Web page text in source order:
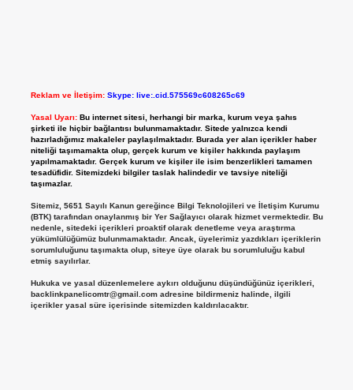
Reklam ve İletişim: Skype: live:.cid.575569c608265c69
Yasal Uyarı: Bu internet sitesi, herhangi bir marka, kurum veya şahıs
şirketi ile hiçbir bağlantısı bulunmamaktadır. Sitede yalnızca kendi
hazırladığımız makaleler paylaşılmaktadır. Burada yer alan içerikler haber
niteliği taşımamakta olup, gerçek kurum ve kişiler hakkında paylaşım
yapılmamaktadır. Gerçek kurum ve kişiler ile isim benzerlikleri tamamen
tesadüfidir. Sitemizdeki bilgiler taslak halindedir ve tavsiye niteliği
taşımazlar.
Sitemiz, 5651 Sayılı Kanun gereğince Bilgi Teknolojileri ve İletişim Kurumu
(BTK) tarafından onaylanmış bir Yer Sağlayıcı olarak hizmet vermektedir. Bu
nedenle, sitedeki içerikleri proaktif olarak denetleme veya araştırma
yükümlülüğümüz bulunmamaktadır. Ancak, üyelerimiz yazdıkları içeriklerin
sorumluluğunu taşımakta olup, siteye üye olarak bu sorumluluğu kabul
etmiş sayılırlar.
Hukuka ve yasal düzenlemelere aykırı olduğunu düşündüğünüz içerikleri,
backlinkpanelicomtr@gmail.comadresine bildirmeniz halinde, ilgili
içerikler yasal süre içerisinde sitemizden kaldırılacaktır.